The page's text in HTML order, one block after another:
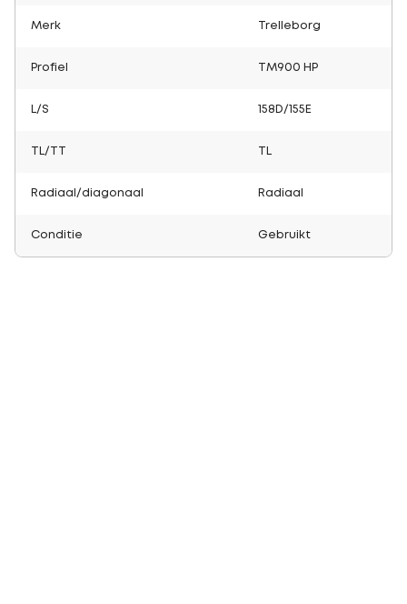
Merk Trelleborg
Profiel TM900 HP
L/S 158D/155E
TL/TT
Radiaal/diagonaal Radiaal
Conditie Gebruikt